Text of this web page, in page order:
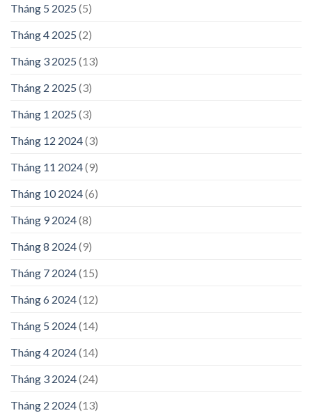
Tháng 5 2025 (5)
Tháng 4 2025 (2)
Tháng 3 2025 (13)
Tháng 2 2025 (3)
Tháng 1 2025 (3)
Tháng 12 2024(3)
Tháng 11 2024(9)
Tháng 10 2024(6)
Tháng 9 2024(8)
Tháng 8 2024(9)
Tháng 7 2024(15)
Tháng 6 2024(12)
Tháng 5 2024(14)
Tháng 4 2024(14)
Tháng 3 2024(24)
Tháng 2 2024(13)